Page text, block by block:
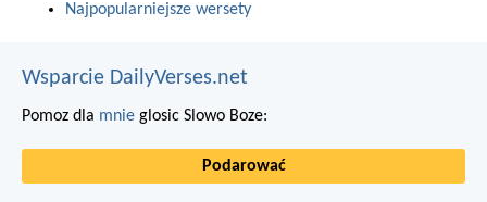
Najpopularniejsze wersety
Wsparcie DailyVerses.net
Pomoz dla mnie glosic Slowo Boze:
Podarować